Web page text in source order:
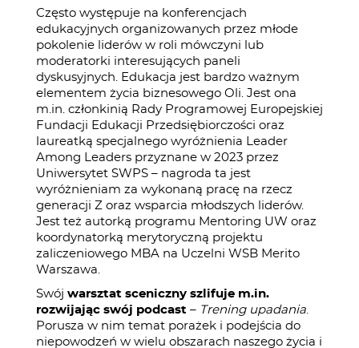
Często występuje na konferencjach
edukacyjnych organizowanych przez młode
pokolenie liderów w roli mówczyni lub
moderatorki interesujących paneli
dyskusyjnych. Edukacja jest bardzo ważnym
elementem życia biznesowego Oli. Jest ona
m.in. członkinią Rady Programowej Europejskiej
Fundacji Edukacji Przedsiębiorczości oraz
laureatką specjalnego wyróżnienia Leader
Among Leaders przyznane w 2023 przez
Uniwersytet SWPS – nagroda ta jest
wyróżnieniam za wykonaną pracę na rzecz
generacji Z oraz wsparcia młodszych liderów.
Jest też autorką programu Mentoring UW oraz
koordynatorką merytoryczną projektu
zaliczeniowego MBA na Uczelni WSB Merito
Warszawa.
Swój warsztat sceniczny szlifuje m.in.
rozwijając swój podcast – Trening upadania.
Porusza w nim temat porażek i podejścia do
niepowodzeń w wielu obszarach naszego życia i